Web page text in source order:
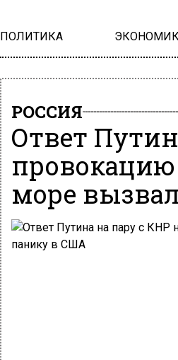
ПОЛИТИКА
РОССИЯ
Ответ
море